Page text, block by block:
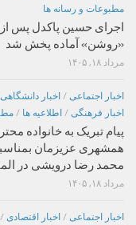
مطبوعات و رسانه ها
«روشن» آماده پخش شد
مرداد ۱۸, ۱۴۰۵
اخبار اجتماعی / اخبار دانشگاهی
اخبار فرهنگی / اطلاعیه ها /
پیام تبریک به خانواده
همشهری عزیزمان
محمد رضا درویشی در
مرداد ۱۸, ۱۴۰۵
اخبار اجتماعی / اخبار اقتصادی /